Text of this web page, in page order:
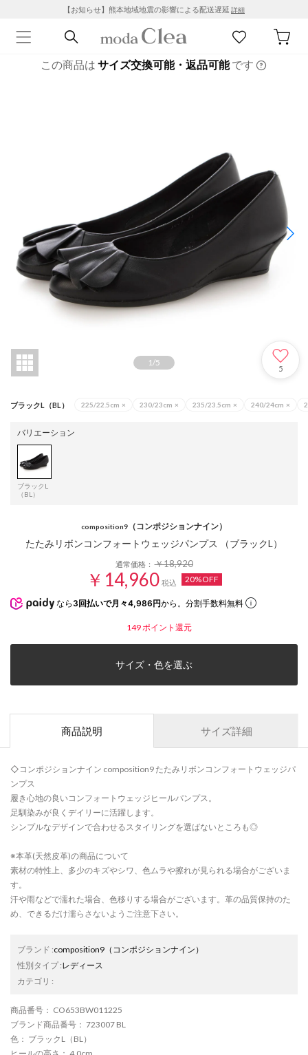
【お知らせ】熊本地域地震の影響による配送遅延 詳細
この商品は サイズ交換可能・返品可能です
1/5
5
ブラックL（BL） 225/22.5cm × 230/23cm × 235/23.5cm × 240/24cm ×
バリエーション
ブラックL
（BL）
composition9 （コンポジションナイン）
たたみリボンコンフォートウェッジパンプス （ブラックL）
通常価格：￥18,920
￥14,960 税込 20%OFF
なら 3回払いで月々4,986円から。分割手数料無料
149 ポイント還元
サイズ・色を選ぶ
商品説明 サイズ詳細
◇コンポジションナイン composition9 たたみリボンコンフォートウェッジパ
ンプス
履き心地の良いコンフォートウェッジヒールパンプス。
足馴染みが良くデイリーに活躍します。
シンプルなデザインで合わせるスタイリングを選ばないところも◎
※本革(天然皮革)の商品について
素材の特性上、多少のキズやシワ、色ムラや擦れが見られる場合がございま
す。
汗や雨などで濡れた場合、色移りする場合がございます。革の品質保持のた
め、できるだけ濡らさないようご注意下さい。
ブランド :composition9 （コンポジションナイン）
性別タイプ:レディース
カテゴリ :
商品番号 ： CO653BW011225
ブランド商品番号 ： 723007 BL
色 ： ブラックL（BL）